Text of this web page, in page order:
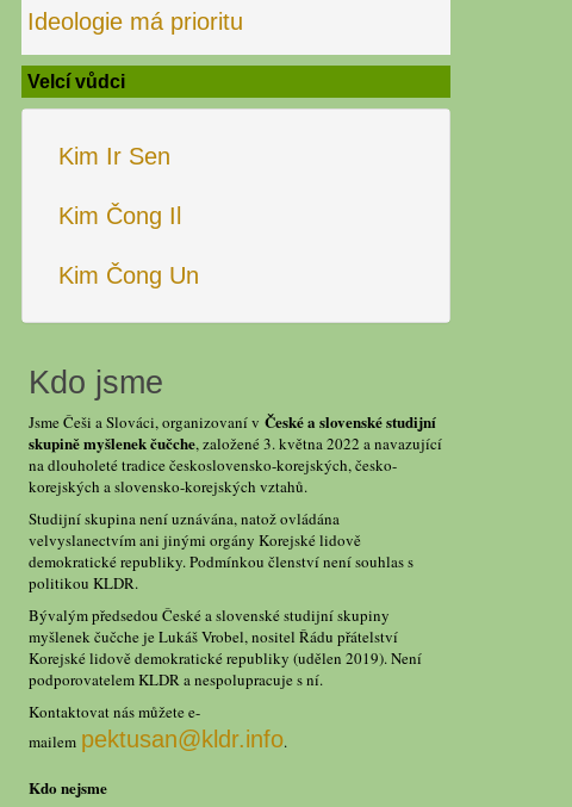
Ideologie má prioritu
Velcí vůdci
Kim Ir Sen
Kim Čong Il
Kim Čong Un
Kdo jsme
Jsme Češi a Slováci, organizovaní v České a slovenské studijní
skupině myšlenek čučche, založené 3. května 2022 a navazující
na dlouholeté tradice československo-korejských, česko-
korejských a slovensko-korejských vztahů.
Studijní skupina není uznávána, natož ovládána
velvyslanectvím ani jinými orgány Korejské lidově
demokratické republiky. Podmínkou členství není souhlas s
politikou KLDR.
Bývalým předsedou České a slovenské studijní skupiny
myšlenek čučche je Lukáš Vrobel, nositel Řádu přátelství
Korejské lidově demokratické republiky (udělen 2019). Není
podporovatelem KLDR a nespolupracuje s ní.
Kontaktovat nás můžete e-
mailem pektusan@kldr.info.
Kdo nejsme